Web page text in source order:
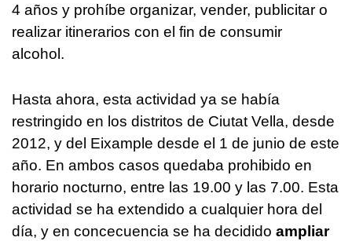
4 años y prohíbe organizar, vender, publicitar o
realizar itinerarios con el fin de consumir
alcohol.
Hasta ahora, esta actividad ya se había
restringido en los distritos de Ciutat Vella, desde
2012, y del Eixample desde el 1 de junio de este
año. En ambos casos quedaba prohibido en
horario nocturno, entre las 19.00 y las 7.00. Esta
actividad se ha extendido a cualquier hora del
día, y en concecuencia se ha decidido ampliar